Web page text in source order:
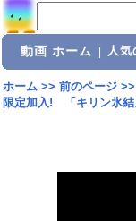
動画 ホーム 人気
ホーム>> 前のページ>>
限定加入! 「キリン氷結